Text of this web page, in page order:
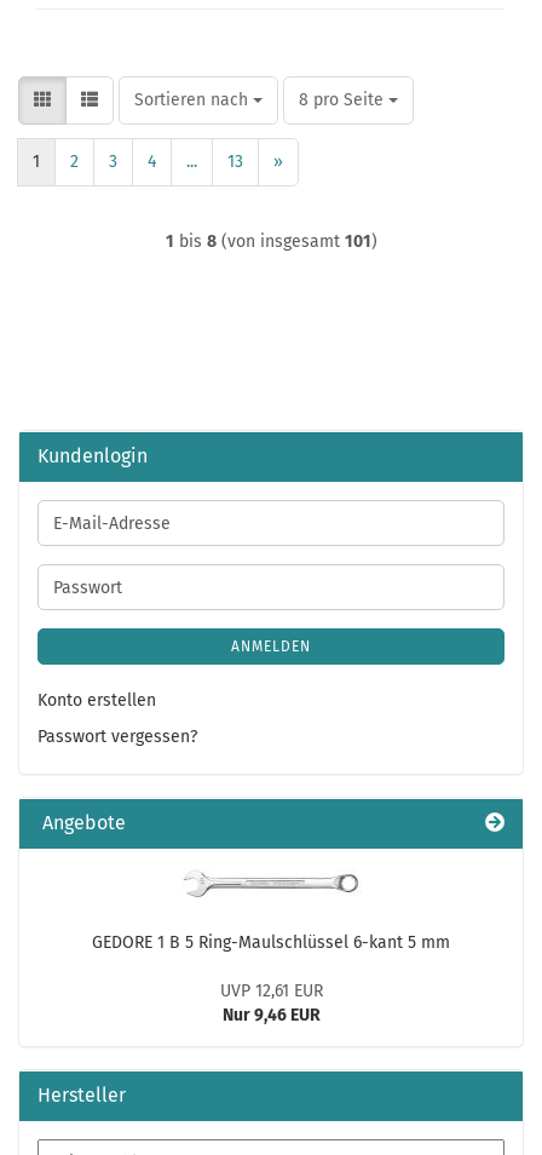
Sortieren nach
Sortieren nach 8 pro Seite
pro Seite
1 2 3 4 ... 13 »
1 bis 8(von insgesamt 101)
Kundenlogin
E-
Mail-
Adresse
Passwort
ANMELDEN
Konto erstellen
Passwort vergessen?
Angebote
GEDORE 1 B 5 Ring-Maulschlüssel 6-kant 5 mm
UVP 12,61 EUR
Nur 9,46 EUR
Hersteller